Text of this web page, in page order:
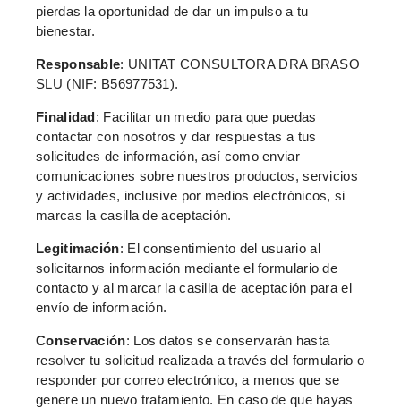
pierdas la oportunidad de dar un impulso a tu
bienestar.
Responsable: UNITAT CONSULTORA DRA BRASO
SLU (NIF: B56977531).
Finalidad: Facilitar un medio para que puedas
contactar con nosotros y dar respuestas a tus
solicitudes de información, así como enviar
comunicaciones sobre nuestros productos, servicios
y actividades, inclusive por medios electrónicos, si
marcas la casilla de aceptación.
Legitimación: El consentimiento del usuario al
solicitarnos información mediante el formulario de
contacto y al marcar la casilla de aceptación para el
envío de información.
Conservación: Los datos se conservarán hasta
resolver tu solicitud realizada a través del formulario o
responder por correo electrónico, a menos que se
genere un nuevo tratamiento. En caso de que hayas